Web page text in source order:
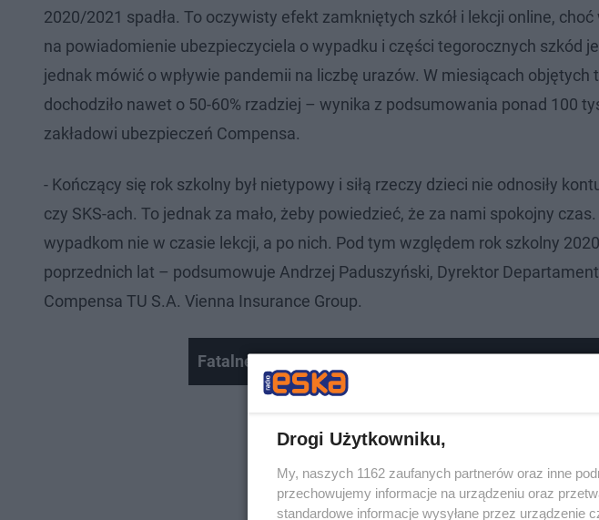
2020/2021 spadła. To oczywisty efekt zamkniętych szkół i lekcji online,
na powiadomienie ubezpieczyciela o wypadku i części tegorocznych szkód
jednak mówić o wpływie pandemii na liczbę urazów. W miesiącach
dochodziło nawet o 50-60% rzadziej – wynika z podsumowania ponad 100
zakładowi ubezpieczeń Compensa.
- Kończący się rok szkolny był nietypowy i siłą rzeczy dzieci nie odnosiły
czy SKS-ach. To jednak za mało, żeby powiedzieć, że za nami spokojny
wypadkom nie w czasie lekcji, a po nich. Pod tym względem rok szkolny
poprzednich lat – podsumowuje Andrzej Paduszyński, Dyrektor
Compensa TU S.A. Vienna Insurance Group.
Fatalne skutki trąby powietrznej w Librantowej
Drogi Użytkowniku,
My, naszych 1162 zaufanych partnerów oraz inne
przechowujemy informacje na urządzeniu oraz
standardowe informacje wysyłane przez urządzenie